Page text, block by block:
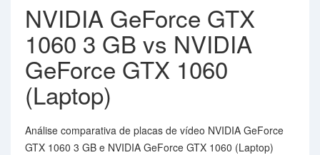
NVIDIA GeForce GTX
1060 3 GB vs NVIDIA
GeForce GTX 1060
(Laptop)
Análise comparativa de placas de vídeo NVIDIA GeForce
GTX 1060 3 GB e NVIDIA GeForce GTX 1060 (Laptop)